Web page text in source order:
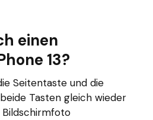
einen
13?
Seitentaste und die
Tasten gleich wieder
Bildschirmfoto